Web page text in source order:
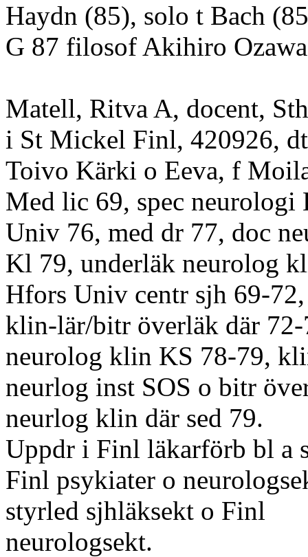
Haydn (85), solo t Bach
G 87 filosof Akihiro
Matell, Ritva A, docent,
i St Mickel Finl, 420926,
Toivo Kärki o Eeva, f
Med lic 69, spec neurologi
Univ 76, med dr 77, doc
Kl 79, underläk neurolog
Hfors Univ centr sjh 69-72,
klin-lär/bitr överläk där
neurolog klin KS 78-79,
neurlog inst SOS o bitr
neurlog klin där sed 79.
Uppdr i Finl läkarförb bl a
Finl psykiater o
styrled sjhläksekt o Finl
neurologsekt.